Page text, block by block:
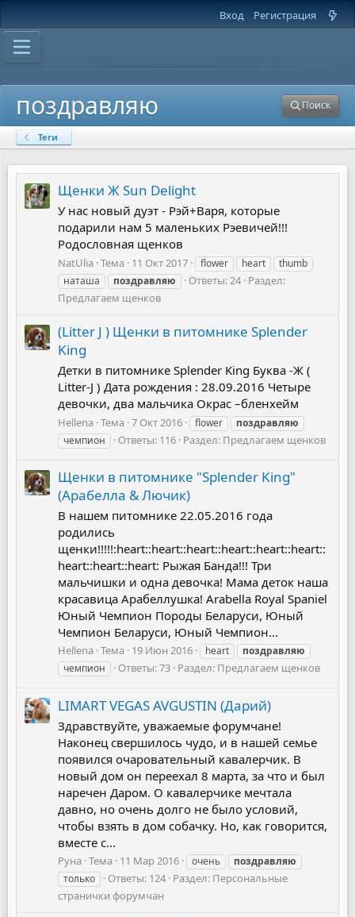
Вход Регистрация
поздравляю Поиск
Теги
Щенки Ж Sun Delight
У нас новый дуэт - Рэй+Варя, которые
подарили нам 5 маленьких Рэевичей!!!
Родословная щенков
NatUlia Тема 11 Окт 2017 flower heart
thumb
наташа
поздравляю Ответы: 24 Раздел:
Предлагаем щенков
(Litter J ) Щенки в питомнике Splender
King
Детки в питомнике Splender King Буква -Ж (
Litter-J ) Дата рождения : 28.09.2016 Четыре
девочки, два мальчика Окрас –бленхейм
Hellena Тема 7 Окт 2016 flower
поздравляю
чемпион
Ответы: 116 Раздел: Предлагаем щенков
Щенки в питомнике "Splender King"
(Арабелла & Лючик)
В нашем питомнике 22.05.2016 года
родились
щенки!!!!!:heart::heart::heart::heart::heart::heart::
heart::heart::heart: Рыжая Банда!!! Три
мальчишки и одна девочка! Мама деток наша
красавица Арабеллушка! Arabella Royal Spaniel
Юный Чемпион Породы Беларуси, Юный
Чемпион Беларуси, Юный Чемпион...
Hellena Тема 19 Июн 2016 heart
поздравляю
чемпион
Ответы: 73 Раздел: Предлагаем щенков
LIMART VEGAS AVGUSTIN (Дарий)
Здравствуйте, уважаемые форумчане!
Наконец свершилось чудо, и в нашей семье
появился очаровательный кавалерчик. В
новый дом он переехал 8 марта, за что и был
наречен Даром. О кавалерчике мечтала
давно, но очень долго не было условий,
чтобы взять в дом собачку. Но, как говорится,
вместе с...
Руна Тема 11 Мар 2016 очень
поздравляю
только
Ответы: 124 Раздел: Персональные
странички форумчан